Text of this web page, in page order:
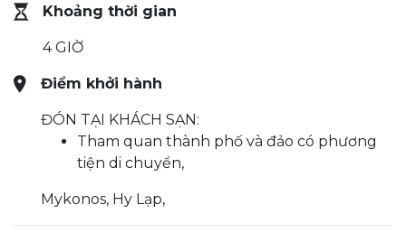
Khoảng thời gian
4 GIỜ
Điểm khởi hành
ĐÓN TẠI KHÁCH SẠN:
Tham quan thành phố và đảo có phương
tiện di chuyển,
Mykonos, Hy Lạp,